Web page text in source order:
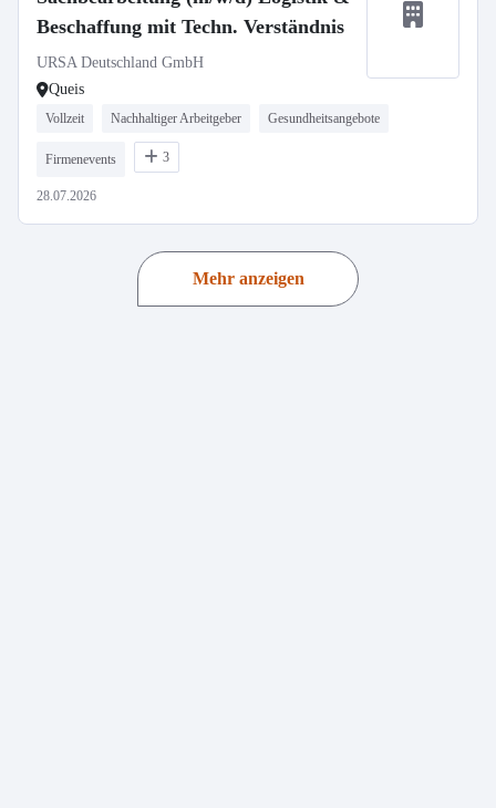
Beschaffung mit Techn. Verständnis
URSA Deutschland GmbH
Queis
Vollzeit Nachhaltiger Arbeitgeber Gesundheitsangebote
Firmenevents 3
28.07.2026
Mehr anzeigen